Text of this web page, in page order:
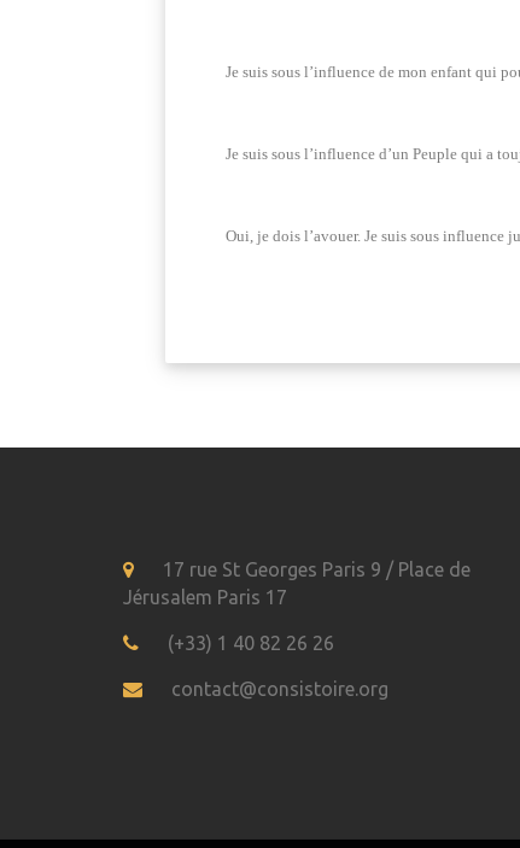
Je suis sous l’influence de mon enfant qui
Je suis sous l’influence d’un Peuple qui a
Oui, je dois l’avouer. Je suis sous influence
17 rue St Georges Paris 9 / Place de
Jérusalem Paris 17
(+33) 1 40 82 26 26
contact@consistoire.org